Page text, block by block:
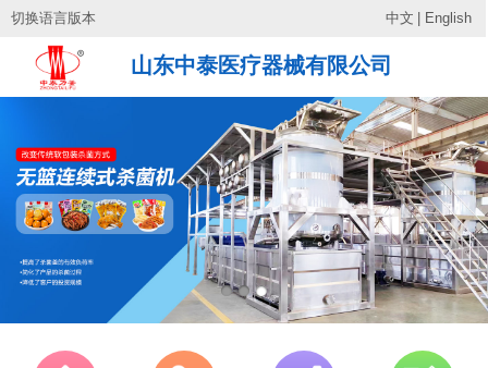
切换语言版本 中文 English
山东中泰医疗器械有限公司